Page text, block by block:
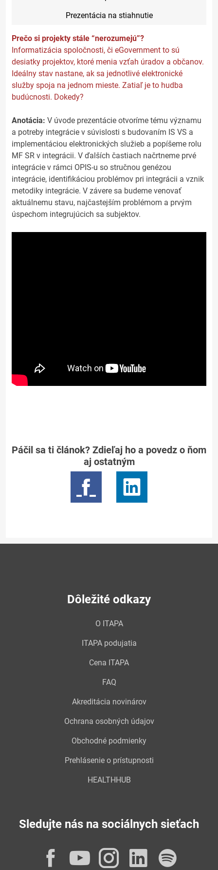
Prezentácia na stiahnutie
Prečo si projekty stále “nerozumejú”?
Informatizácia spoločnosti, či eGovernment to sú
desiatky projektov, ktoré menia vzťah úradov a občanov.
Ideálny stav nastane, ak sa jednotlivé elektronické
služby spoja na jednom mieste. Zatiaľ je to hudba
budúcnosti. Dokedy?
Anotácia: V úvode prezentácie otvoríme tému významu
a potreby integrácie v súvislosti s budovaním IS VS a
implementáciou elektronických služieb a popíšeme rolu
MF SR v integrácii. V ďalších častiach načrtneme prvé
integrácie v rámci OPIS-u so stručnou genézou
integrácie, identifikáciou problémov pri integrácii a vznik
metodiky integrácie. V závere sa budeme venovať
aktuálnemu stavu, najčastejším problémom a prvým
úspechom integrujúcich sa subjektov.
Páčil sa ti článok? Zdieľaj ho a povedz o ňom
aj ostatným
Dôležité odkazy
O ITAPA
ITAPA podujatia
Cena ITAPA
FAQ
Akreditácia novinárov
Ochrana osobných údajov
Obchodné podmienky
Prehlásenie o prístupnosti
HEALTHHUB
Sledujte nás na sociálnych sieťach
Facebook
YouTube
Instagram